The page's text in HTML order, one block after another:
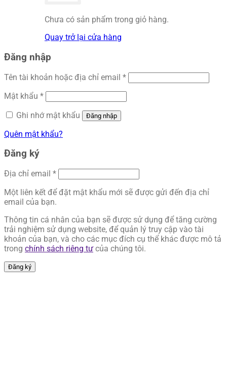
Chưa có sản phẩm trong giỏ hàng.
Quay trở lại cửa hàng
Đăng nhập
Tên tài khoản hoặc địa chỉ email *Bắt
buộc
Mật khẩu *Bắt
buộc
Ghi nhớ mật khẩu
Đăng nhập
Quên mật khẩu?
Đăng ký
Địa chỉ email *Bắt
buộc
Một liên kết để đặt mật khẩu mới sẽ được gửi đến địa chỉ
email của bạn.
Thông tin cá nhân của bạn sẽ được sử dụng để tăng cường
trải nghiệm sử dụng website, để quản lý truy cập vào tài
khoản của bạn, và cho các mục đích cụ thể khác được mô tả
trong chính sách riêng tư của chúng tôi.
Đăng ký